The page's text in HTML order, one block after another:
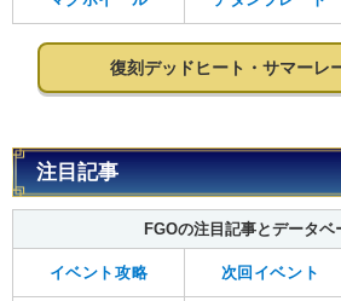
復刻デッドヒート・サマーレ
注目記事
FGOの注目記事とデータベ
イベント攻略 次回イベント